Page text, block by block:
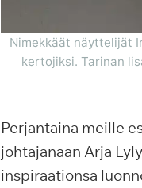
Nimekkäät näyttelijät
kertojiksi. Tarinan
Perjantaina meille
johtajanaan Arja
inspiraationsa